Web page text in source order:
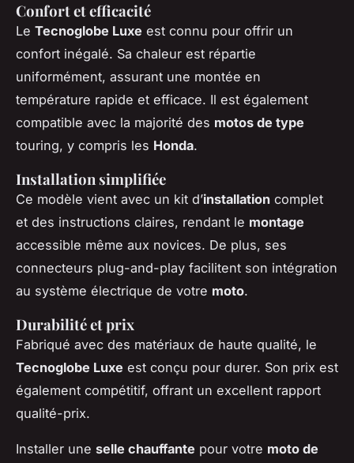
Confort et efficacité
Le Tecnoglobe Luxe est connu pour offrir un
confort inégalé. Sa chaleur est répartie
uniformément, assurant une montée en
température rapide et efficace. Il est également
compatible avec la majorité des motos de type
touring, y compris les Honda.
Installation simplifiée
Ce modèle vient avec un kit d’installation complet
et des instructions claires, rendant le montage
accessible même aux novices. De plus, ses
connecteurs plug-and-play facilitent son intégration
au système électrique de votre moto.
Durabilité et prix
Fabriqué avec des matériaux de haute qualité, le
Tecnoglobe Luxe est conçu pour durer. Son prix est
également compétitif, offrant un excellent rapport
qualité-prix.
Installer une selle chauffante pour votre moto de